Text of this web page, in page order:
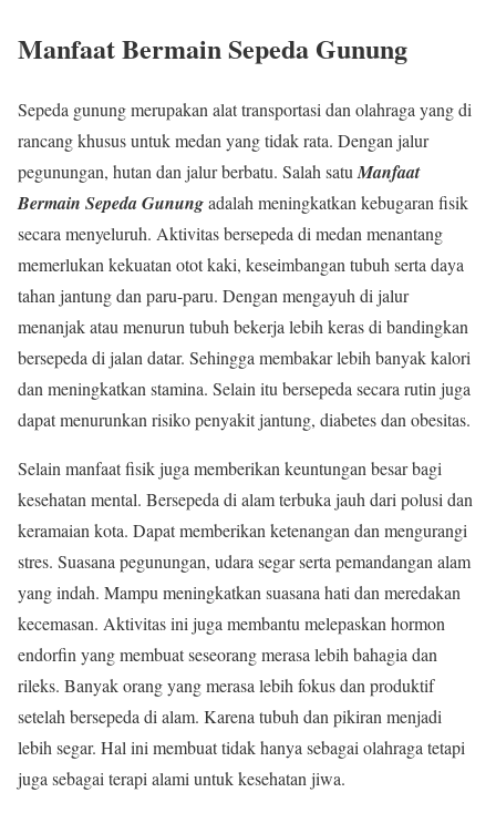
Manfaat Bermain Sepeda Gunung
Sepeda gunung merupakan alat transportasi dan olahraga yang di
rancang khusus untuk medan yang tidak rata. Dengan jalur
pegunungan, hutan dan jalur berbatu. Salah satu Manfaat
Bermain Sepeda Gunungadalah meningkatkan kebugaran fisik
secara menyeluruh. Aktivitas bersepeda di medan menantang
memerlukan kekuatan otot kaki, keseimbangan tubuh serta daya
tahan jantung dan paru-paru. Dengan mengayuh di jalur
menanjak atau menurun tubuh bekerja lebih keras di bandingkan
bersepeda di jalan datar. Sehingga membakar lebih banyak kalori
dan meningkatkan stamina. Selain itu bersepeda secara rutin juga
dapat menurunkan risiko penyakit jantung, diabetes dan obesitas.
Selain manfaat fisik juga memberikan keuntungan besar bagi
kesehatan mental. Bersepeda di alam terbuka jauh dari polusi dan
keramaian kota. Dapat memberikan ketenangan dan mengurangi
stres. Suasana pegunungan, udara segar serta pemandangan alam
yang indah. Mampu meningkatkan suasana hati dan meredakan
kecemasan. Aktivitas ini juga membantu melepaskan hormon
endorfin yang membuat seseorang merasa lebih bahagia dan
rileks. Banyak orang yang merasa lebih fokus dan produktif
setelah bersepeda di alam. Karena tubuh dan pikiran menjadi
lebih segar. Hal ini membuat tidak hanya sebagai olahraga tetapi
juga sebagai terapi alami untuk kesehatan jiwa.